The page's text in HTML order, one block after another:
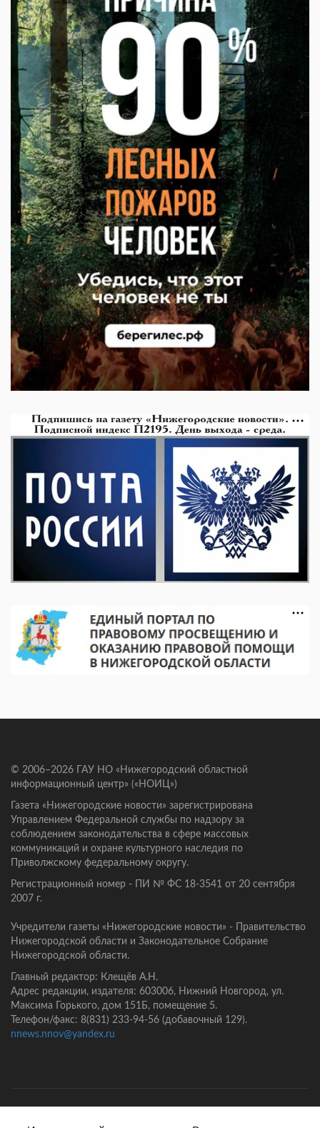
© 2006–2026 ГАУ НО «Нижегородский областной
информационный центр» («НОИЦ»)
Газета «Нижегородские новости» зарегистрирована
Управлением Федеральной службы по надзору за
соблюдением законодательства в сфере массовых
коммуникаций и охране культурного наследия по
Приволжскому федеральному округу.
Регистрационный номер - ПИ № ФС 18-3541 от 20 сентября
2007 г.
Учредители газеты «Нижегородские новости» - Правительство
Нижегородской области и Законодательное Собрание
Нижегородской области.
Главный редактор: Клещёв А.Н.
Адрес редакции, издателя: 603006, Нижний Новгород, ул.
Максима Горького, дом 151Б, помещение 5.
Телефон/факс: 8(831) 233-94-56 (добавочный 129).
nnews.nnov@yandex.ru